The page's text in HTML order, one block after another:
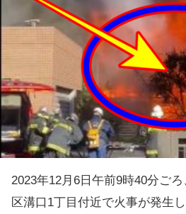
2023年12月6日午前9時40分ご
区溝口1丁目付近で火事が発生し